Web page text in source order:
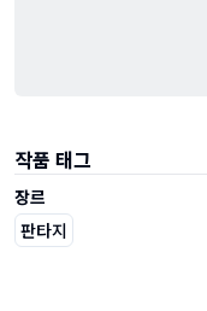
작품 태그
장르
판타지